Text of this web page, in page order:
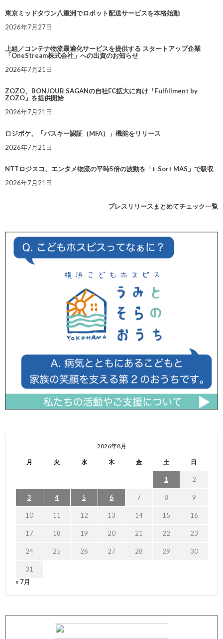
東京ミッドタウン八重洲でロボット配送サービスを本格始動
2026年7月27日
上組／コンテナ物流最適化サービスを提供する スタートアップ企業
「OneStream株式会社」への出資のお知らせ
2026年7月21日
ZOZO、BONJOUR SAGANの自社EC拡大に向け「Fulfillment by
ZOZO」を提供開始
2026年7月21日
ロジポケ、「パスキー認証（MFA）」機能をリリース
2026年7月21日
NTTロジスコ、エンタメ物流の平時5倍の波動を「t-Sort MAS」で吸収
2026年7月21日
プレスリリースまとめてチェック一覧
2026年8月
月 火 水 木 金 土 日
1 2
3 4 5 6 7 8 9
10 11 12 13 14 15 16
17 18 19 20 21 22 23
24 25 26 27 28 29 30
31
« 7月